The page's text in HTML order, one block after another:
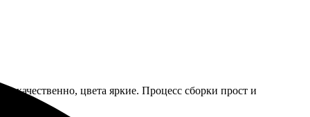
качественно, цвета яркие. Процесс сборки прост и